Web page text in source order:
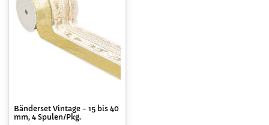
Bänderset Vintage - 15 bis 40
mm, 4 Spulen/Pkg.